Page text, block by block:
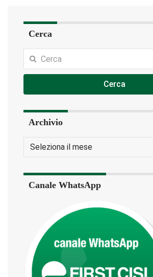
Cerca
Cerca
Archivio
Canale WhatsApp